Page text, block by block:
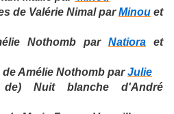
de Valérie Nimal par Minou et
Nothomb par Natiora et
Amélie Nothomb parJulie
Nuit blanche d'André